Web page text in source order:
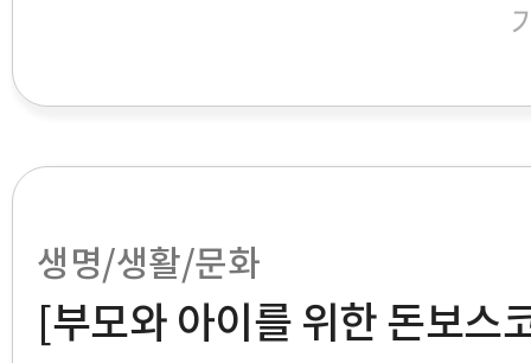
생명/생활/문화
[부모와 아이를 위한 돈보스